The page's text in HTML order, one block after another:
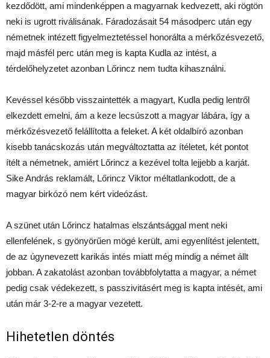
kezdődött, ami mindenképpen a magyarnak kedvezett, aki rögtön
neki is ugrott riválisának. Fáradozásait 54 másodperc után egy
németnek intézett figyelmeztetéssel honorálta a mérkőzésvezető,
majd másfél perc után meg is kapta Kudla az intést, a
térdelőhelyzetet azonban Lőrincz nem tudta kihasználni.
Kevéssel később visszaintették a magyart, Kudla pedig lentről
elkezdett emelni, ám a keze lecsúszott a magyar lábára, így a
mérkőzésvezető felállította a feleket. A két oldalbíró azonban
kisebb tanácskozás után megváltoztatta az ítéletet, két pontot
ítélt a németnek, amiért Lőrincz a kezével tolta lejjebb a karját.
Sike András reklamált, Lőrincz Viktor méltatlankodott, de a
magyar birkózó nem kért videózást.
A szünet után Lőrincz hatalmas elszántsággal ment neki
ellenfelének, s gyönyörűen mögé került, ami egyenlítést jelentett,
de az úgynevezett karikás intés miatt még mindig a német állt
jobban. A zakatolást azonban továbbfolytatta a magyar, a német
pedig csak védekezett, s passzivitásért meg is kapta intését, ami
után már 3-2-re a magyar vezetett.
Hihetetlen döntés